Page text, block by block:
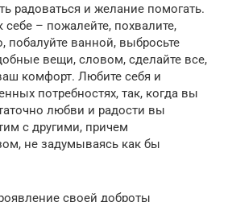
радоваться и желание помогать.
– пожалейте, похвалите,
побалуйте ванной, выбросьте
вещи, словом, сделайте все,
комфорт. Любите себя и
потребностях, так, когда вы
любви и радости вы
с другими, причем
не задумываясь как бы
своей доброты